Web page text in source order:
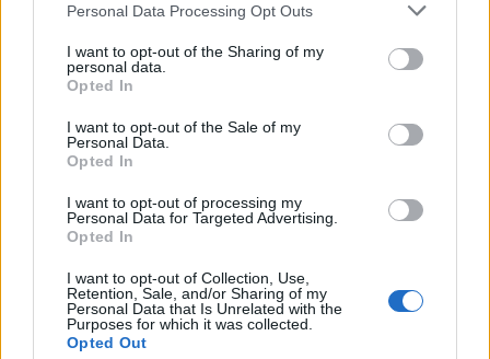
Personal Data Processing Opt Outs
I want to opt-out of the Sharing of my
personal data.
Opted In
I want to opt-out of the Sale of my
Personal Data.
Opted In
I want to opt-out of processing my
Personal Data for Targeted Advertising.
Opted In
I want to opt-out of Collection, Use,
Retention, Sale, and/or Sharing of my
Personal Data that Is Unrelated with the
Purposes for which it was collected.
Opted Out
ARTIGOS RECENTES
Presidente da República portuguesa assinala “Dia
Internacional da Juventude” na Covilhã
Cultura digital pode “comprometer” a criatividade antes
de “provocar” mudanças genéticas, diz neurocientista
“Millennium Estoril Open 2026” regressou ao circuito ATP
com vitória do francês Luca Van Assche
Castelo Branco: “Bienal Internacional de Artes e Ofícios”
promete afirmar artesanato, património e inovação como
“motores de desenvolvimento económico e cultural” do
município português